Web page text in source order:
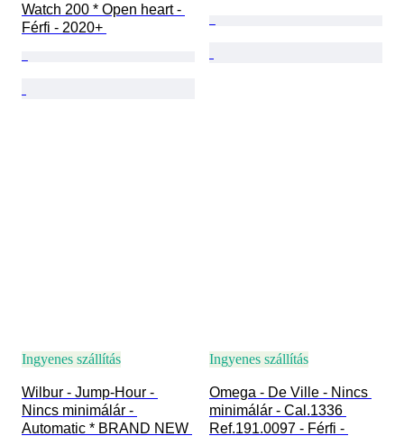
Watch 200 * Open heart -
Férfi - 2020+
Ingyenes szállítás
Wilbur - Jump-Hour -
Nincs minimálár -
Automatic * BRAND NEW
Ingyenes szállítás
Omega - De Ville - Nincs
minimálár - Cal.1336
Ref.191.0097 - Férfi -